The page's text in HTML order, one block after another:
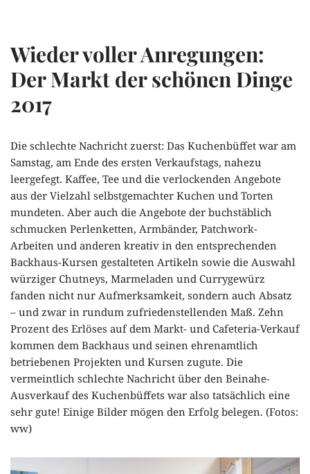
Inhalt
springen
Wieder voller Anregungen:
Der Markt der schönen Dinge
2017
Die schlechte Nachricht zuerst: Das Kuchenbüffet war am
Samstag, am Ende des ersten Verkaufstags, nahezu
leergefegt. Kaffee, Tee und die verlockenden Angebote
aus der Vielzahl selbstgemachter Kuchen und Torten
mundeten. Aber auch die Angebote der buchstäblich
schmucken Perlenketten, Armbänder, Patchwork-
Arbeiten und anderen kreativ in den entsprechenden
Backhaus-Kursen gestalteten Artikeln sowie die Auswahl
würziger Chutneys, Marmeladen und Currygewürz
fanden nicht nur Aufmerksamkeit, sondern auch Absatz
– und zwar in rundum zufriedenstellenden Maß. Zehn
Prozent des Erlöses auf dem Markt- und Cafeteria-Verkauf
kommen dem Backhaus und seinen ehrenamtlich
betriebenen Projekten und Kursen zugute. Die
vermeintlich schlechte Nachricht über den Beinahe-
Ausverkauf des Kuchenbüffets war also tatsächlich eine
sehr gute! Einige Bilder mögen den Erfolg belegen. (Fotos:
ww)